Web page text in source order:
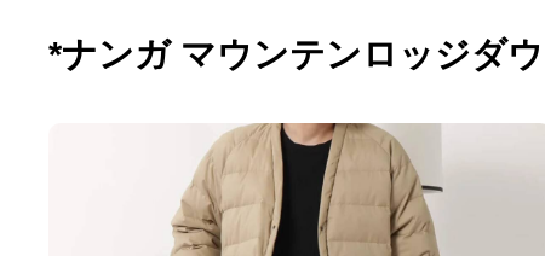
*ナンガ マウンテンロッジダ